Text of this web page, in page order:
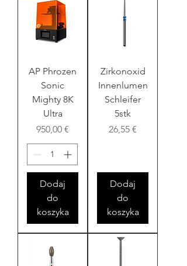
AP Phrozen
Sonic
Mighty 8K
Ultra
Cena
950,00 €
Dodaj
do
koszyka
Zirkonoxid
Innenlumen
Schleifer
5stk
Cena
26,55 €
Dodaj
do
koszyka